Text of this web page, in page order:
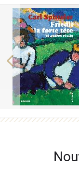
Previous